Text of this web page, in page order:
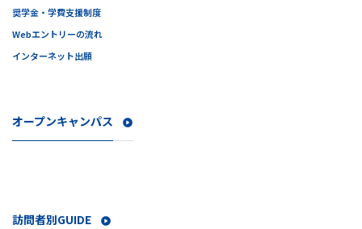
奨学金・学費支援制度
Webエントリーの流れ
インターネット出願
訪問者別GUIDE
オープンキャンパス